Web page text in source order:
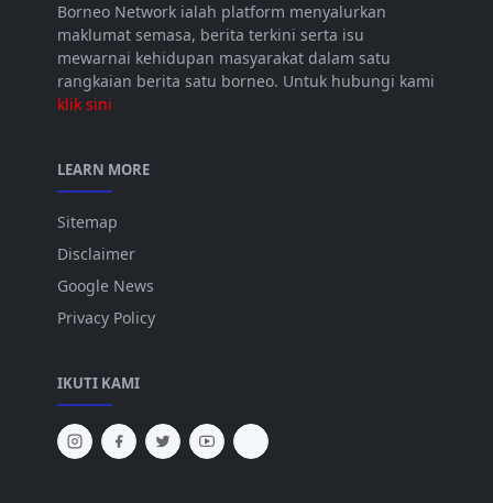
Borneo Network ialah platform menyalurkan
maklumat semasa, berita terkini serta isu
mewarnai kehidupan masyarakat dalam satu
rangkaian berita satu borneo. Untuk hubungi kami
klik sini
LEARN MORE
Sitemap
Disclaimer
Google News
Privacy Policy
IKUTI KAMI